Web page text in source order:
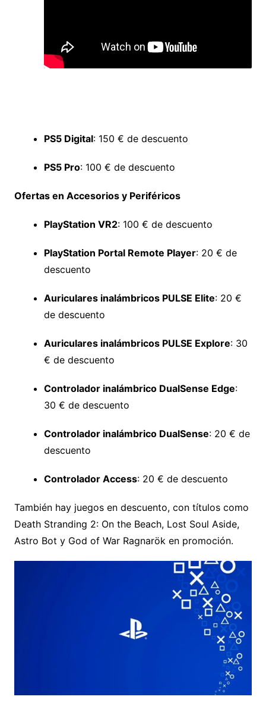
PS5 Digital: 150 € de descuento
PS5 Pro: 100 € de descuento
Ofertas en Accesorios y Periféricos
PlayStation VR2: 100 € de descuento
PlayStation Portal Remote Player: 20 € de
descuento
Auriculares inalámbricos PULSE Elite: 20 €
de descuento
Auriculares inalámbricos PULSE Explore: 30
€ de descuento
Controlador inalámbrico DualSense Edge:
30 € de descuento
Controlador inalámbrico DualSense: 20 € de
descuento
Controlador Access: 20 € de descuento
También hay juegos en descuento, con títulos como
Death Stranding 2: On the Beach, Lost Soul Aside,
Astro Bot y God of War Ragnarök en promoción.